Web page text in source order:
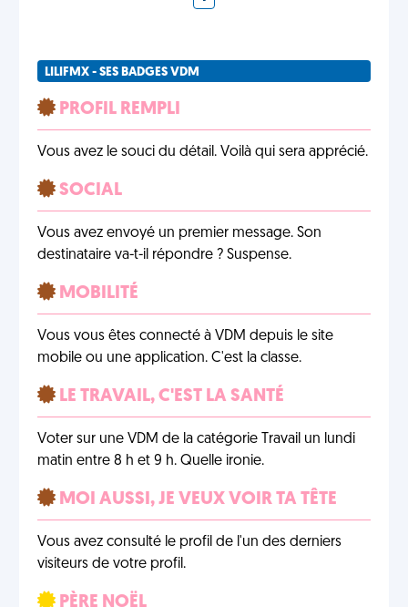
LILIFMX - SES BADGES VDM
PROFIL REMPLI
Vous avez le souci du détail. Voilà qui sera apprécié.
SOCIAL
Vous avez envoyé un premier message. Son
destinataire va-t-il répondre ? Suspense.
MOBILITÉ
Vous vous êtes connecté à VDM depuis le site
mobile ou une application. C'est la classe.
LE TRAVAIL, C'EST LA SANTÉ
Voter sur une VDM de la catégorie Travail un lundi
matin entre 8 h et 9 h. Quelle ironie.
MOI AUSSI, JE VEUX VOIR TA TÊTE
Vous avez consulté le profil de l'un des derniers
visiteurs de votre profil.
PÈRE NOËL